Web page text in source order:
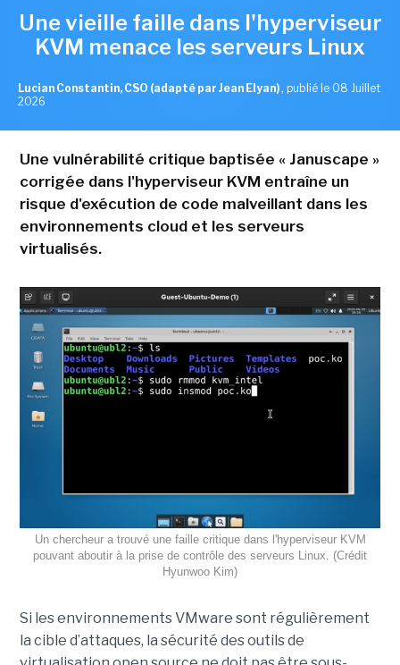
Une vieille faille dans l'hyperviseur
KVM menace les serveurs Linux
Lucian Constantin, CSO (adapté par Jean Elyan) , publié le 08 Juillet
2026
Une vulnérabilité critique baptisée « Januscape »
corrigée dans l'hyperviseur KVM entraîne un
risque d'exécution de code malveillant dans les
environnements cloud et les serveurs
virtualisés.
Un chercheur a trouvé une faille critique dans l'hyperviseur KVM
pouvant aboutir à la prise de contrôle des serveurs Linux. (Crédit
Hyunwoo Kim)
Si les environnements VMware sont régulièrement
la cible d’attaques, la sécurité des outils de